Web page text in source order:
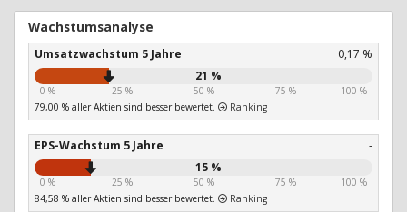
Wachstumsanalyse
Umsatzwachstum 5 Jahre
0,17 %
21 %
0 % 25 % 50 % 75 %
100 %
79,00 % aller Aktien sind besser bewertet.
Ranking
EPS-Wachstum 5 Jahre
-
15 %
0 % 25 % 50 % 75 %
100 %
84,58 % aller Aktien sind besser bewertet.
Ranking